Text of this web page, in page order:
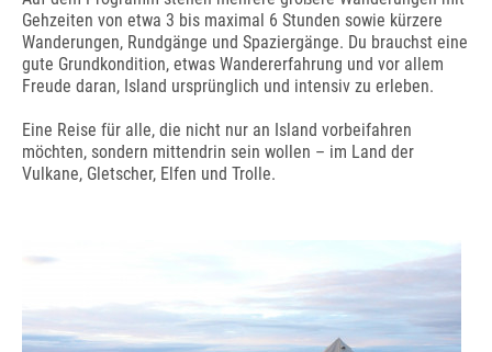
Gehzeiten von etwa 3 bis maximal 6 Stunden sowie kürzere
Wanderungen, Rundgänge und Spaziergänge. Du brauchst eine
gute Grundkondition, etwas Wandererfahrung und vor allem
Freude daran, Island ursprünglich und intensiv zu erleben.
Eine Reise für alle, die nicht nur an Island vorbeifahren
möchten, sondern mittendrin sein wollen – im Land der
Vulkane, Gletscher, Elfen und Trolle.